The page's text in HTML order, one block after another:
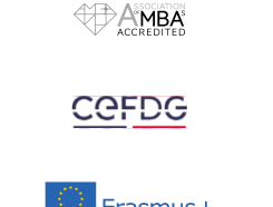
IMAGE
IMAGE
IMAGE